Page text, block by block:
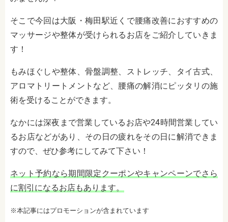
そこで今回は大阪・梅田駅近くで腰痛改善におすすめの
マッサージや整体が受けられるお店をご紹介していきま
す！
もみほぐしや整体、骨盤調整、ストレッチ、タイ古式、
アロマトリートメントなど、腰痛の解消にピッタリの施
術を受けることができます。
なかには深夜まで営業しているお店や24時間営業してい
るお店などがあり、その日の疲れをその日に解消できま
すので、ぜひ参考にしてみて下さい！
ネット予約なら期間限定クーポンやキャンペーンでさら
に割引になるお店もあります。
※本記事にはプロモーションが含まれています